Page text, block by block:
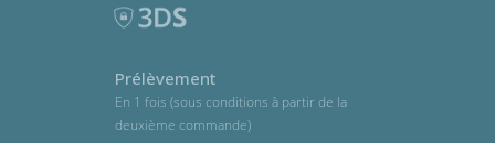
Prélèvement
En 1 fois (sous conditions à partir de la
deuxième commande)